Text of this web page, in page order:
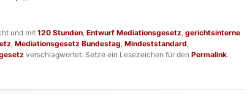
und mit 120 Stunden Entwurf Mediationsgesetz gerichtsinterne
Mediationsgesetz Bundestag Mindeststandard
verschlagwortet. Setze ein Lesezeichen für den Permalink.